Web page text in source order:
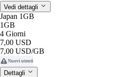
Vedi dettagli
Japan 1GB
1GB
4 Giorni
7,00 USD
7,00 USD/GB
Nuovi utenti
Dettagli